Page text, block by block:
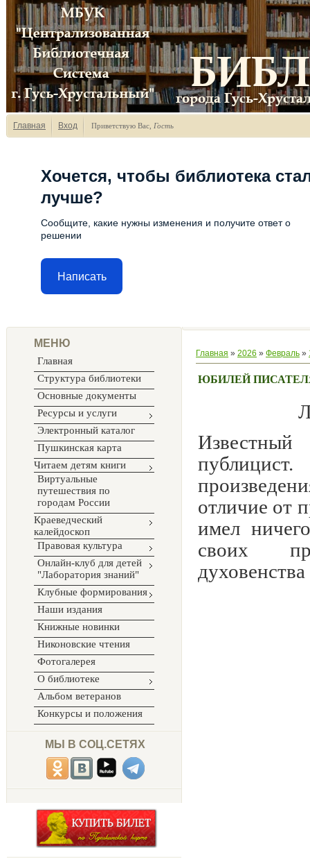
Главная Вход Приветствую Вас Гость
Хочется, чтобы библиотека
лучше?
Сообщите, какие нужны изменения и получите ответ о
решении
Написать
МЕНЮ
Главная
Структура библиотеки
Основные документы
Ресурсы и услуги
Электронный каталог
Пушкинская карта
Читаем детям книги
Виртуальные
путешествия по
городам России
Краеведческий
калейдоскоп
Правовая культура
Онлайн-клуб для детей
"Лаборатория знаний"
Клубные формирования
Наши издания
Книжные новинки
Никоновские чтения
Фотогалерея
О библиотеке
Альбом ветеранов
Конкурсы и положения
МЫ В СОЦ.СЕТЯХ
Главная » 2026 » Февраль »
ЮБИЛЕЙ
отличие от
имел
своих